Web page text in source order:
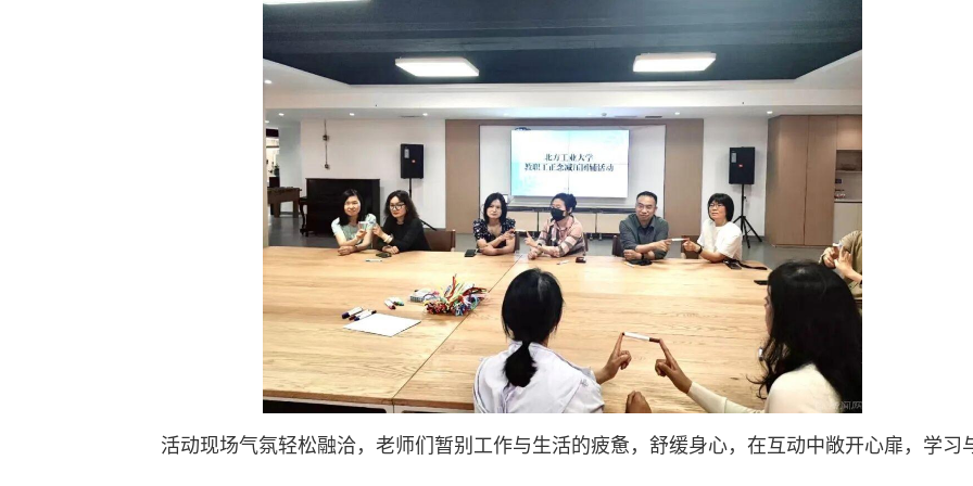
活动现场气氛轻松融洽，老师们暂别工作与生活的疲惫，舒缓身心，在互动中敞开心扉，学习